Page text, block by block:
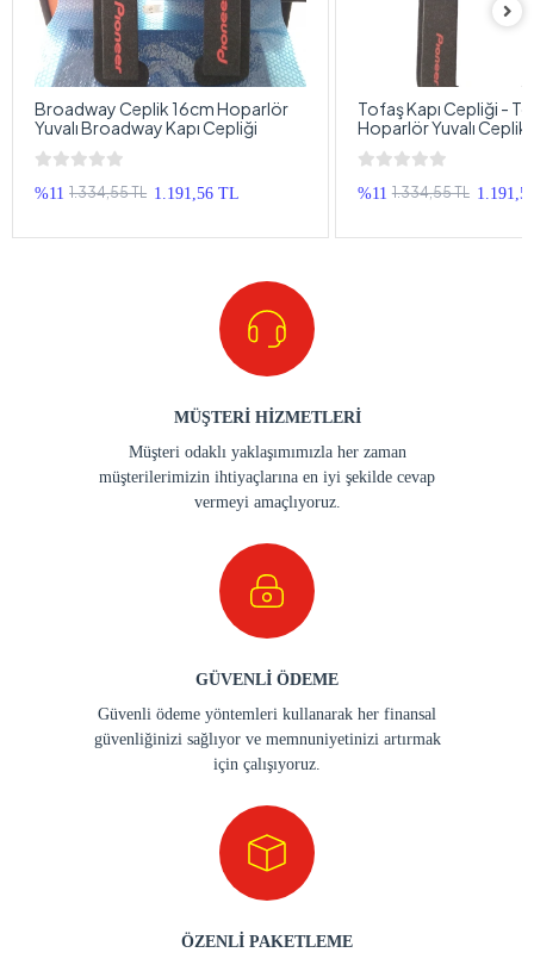
Broadway Ceplik 16cm Hoparlör
Yuvalı Broadway Kapı Cepliği
%11 1.334,55 TL 1.191,56 TL
Tofaş Kapı Cepliği -
Hoparlör Yuvalı Ceplik
Cepliği 20cm - Yazısız
%11 1.334,55 TL
MÜŞTERİ HİZMETLERİ
Müşteri odaklı yaklaşımımızla her zaman
müşterilerimizin ihtiyaçlarına en iyi şekilde cevap
vermeyi amaçlıyoruz.
GÜVENLİ ÖDEME
Güvenli ödeme yöntemleri kullanarak her finansal
güvenliğinizi sağlıyor ve memnuniyetinizi artırmak
için çalışıyoruz.
ÖZENLİ PAKETLEME